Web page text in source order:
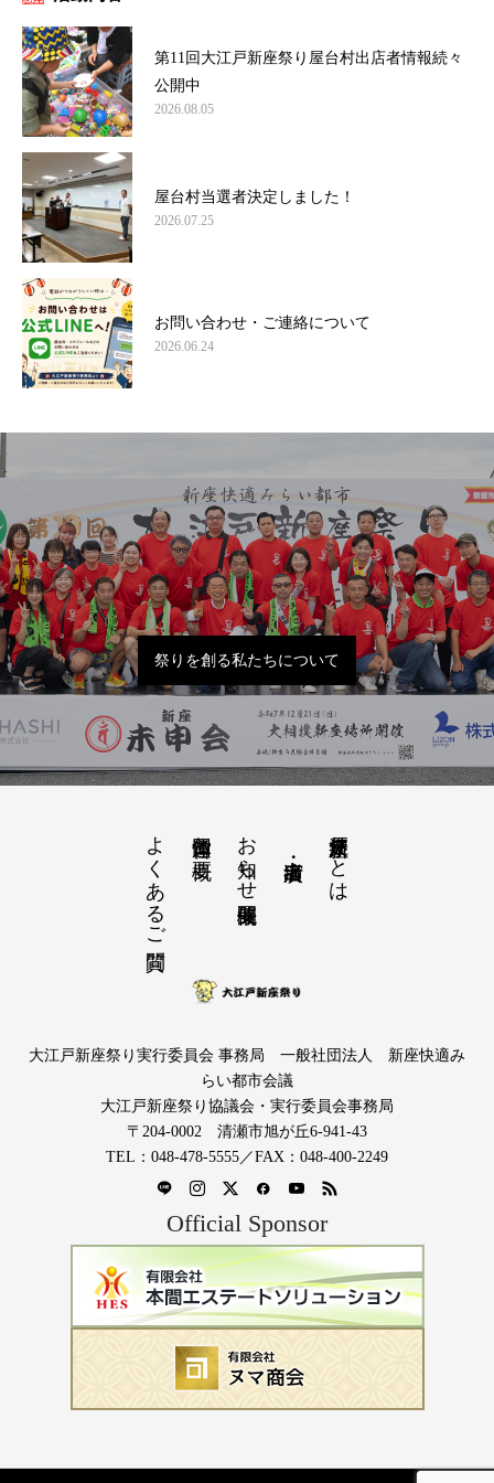
第11回大江戸新座祭り屋台村出店者情報続々
公開中
2026.08.05
屋台村当選者決定しました！
2026.07.25
お問い合わせ・ご連絡について
2026.06.24
祭りを創る私たちについて
大江戸新座祭りとは
お知らせ開催概要
運営団体と概要
よくあるご質問
大江戸新座祭り実行委員会 事務局 一般社団法人 新座快適み
らい都市会議
大江戸新座祭り協議会・実行委員会事務局
〒204-0002 清瀬市旭が丘6-941-43
TEL：048-478-5555／FAX：048-400-2249
Official Sponsor